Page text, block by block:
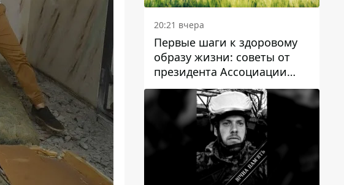
20:21 вчера
Первые шаги к здоровому
образу жизни: советы от
президента Ассоциации
диетологов Украины